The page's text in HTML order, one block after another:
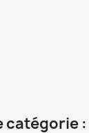
catégorie :